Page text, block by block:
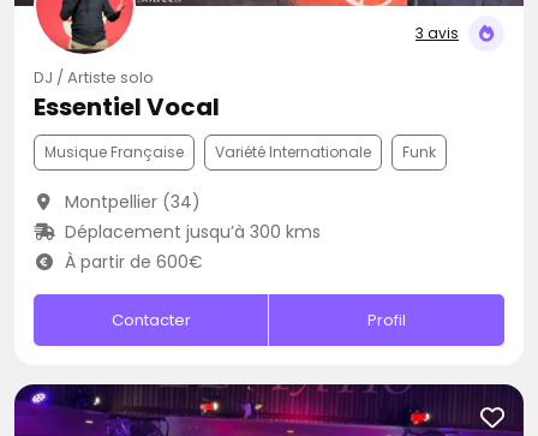
3 avis
DJ / Artiste solo
Essentiel Vocal
Musique Française Variété Internationale Funk
Montpellier (34)
Déplacement jusqu’à 300 kms
À partir de 600€
Contacter Profil